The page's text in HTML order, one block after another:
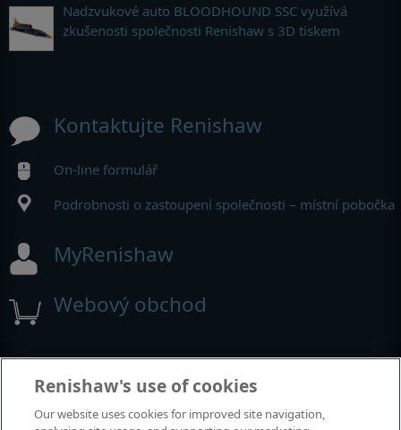
Nadzvukové auto BLOODHOUND SSC využívá
zkušenosti společnosti Renishaw s 3D tiskem
Kontaktujte Renishaw
On-line formulář
Podrobnosti o zastoupení společnosti – místní pobočka
MyRenishaw
Webový obchod
Renishaw's use of cookies
Our website uses cookies for improved site navigation,